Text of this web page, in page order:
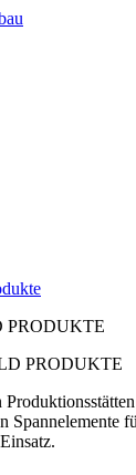
PRODUKTE
Spannelemente